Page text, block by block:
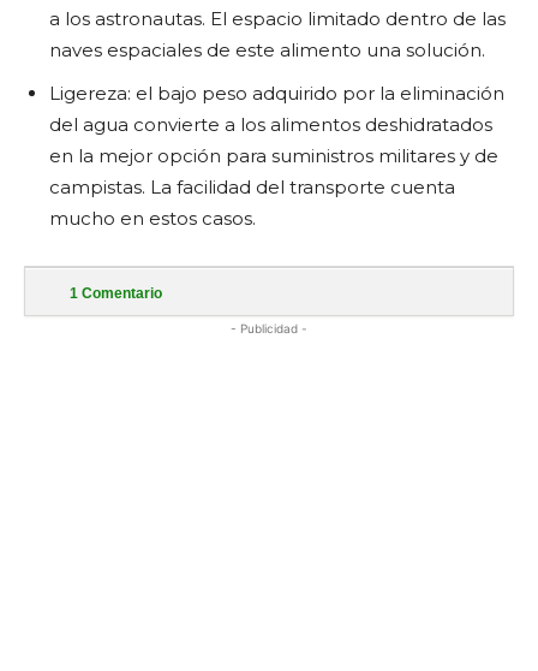
a los astronautas. El espacio limitado dentro de las
naves espaciales de este alimento una solución.
Ligereza: el bajo peso adquirido por la eliminación
del agua convierte a los alimentos deshidratados
en la mejor opción para suministros militares y de
campistas. La facilidad del transporte cuenta
mucho en estos casos.
1 Comentario
- Publicidad -